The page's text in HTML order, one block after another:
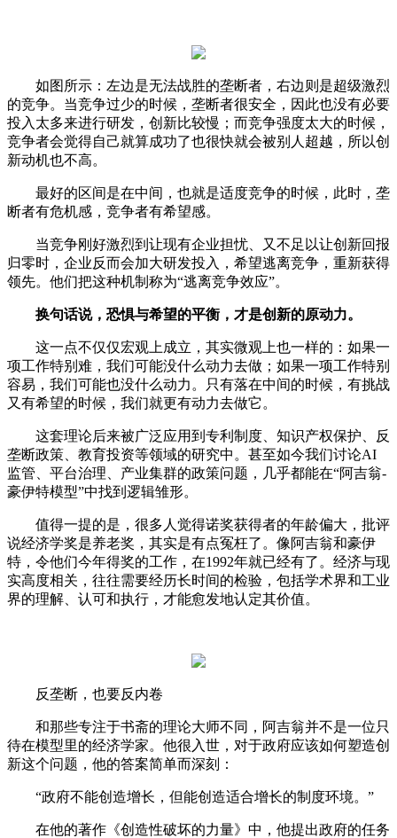
如图所示：左边是无法战胜的垄断者，右边则是超级激烈
的竞争。当竞争过少的时候，垄断者很安全，因此也没有必要
投入太多来进行研发，创新比较慢；而竞争强度太大的时候，
竞争者会觉得自己就算成功了也很快就会被别人超越，所以创
新动机也不高。
最好的区间是在中间，也就是适度竞争的时候，此时，垄
断者有危机感，竞争者有希望感。
当竞争刚好激烈到让现有企业担忧、又不足以让创新回报
归零时，企业反而会加大研发投入，希望逃离竞争，重新获得
领先。他们把这种机制称为“逃离竞争效应”。
换句话说，恐惧与希望的平衡，才是创新的原动力。
这一点不仅仅宏观上成立，其实微观上也一样的：如果一
项工作特别难，我们可能没什么动力去做；如果一项工作特别
容易，我们可能也没什么动力。只有落在中间的时候，有挑战
又有希望的时候，我们就更有动力去做它。
这套理论后来被广泛应用到专利制度、知识产权保护、反
垄断政策、教育投资等领域的研究中。甚至如今我们讨论AI
监管、平台治理、产业集群的政策问题，几乎都能在“阿吉翁-
豪伊特模型”中找到逻辑雏形。
值得一提的是，很多人觉得诺奖获得者的年龄偏大，批评
说经济学奖是养老奖，其实是有点冤枉了。像阿吉翁和豪伊
特，令他们今年得奖的工作，在1992年就已经有了。经济与现
实高度相关，往往需要经历长时间的检验，包括学术界和工业
界的理解、认可和执行，才能愈发地认定其价值。
反垄断，也要反内卷
和那些专注于书斋的理论大师不同，阿吉翁并不是一位只
待在模型里的经济学家。他很入世，对于政府应该如何塑造创
新这个问题，他的答案简单而深刻：
“政府不能创造增长，但能创造适合增长的制度环境。”
在他的著作《创造性破坏的力量》中，他提出政府的任务